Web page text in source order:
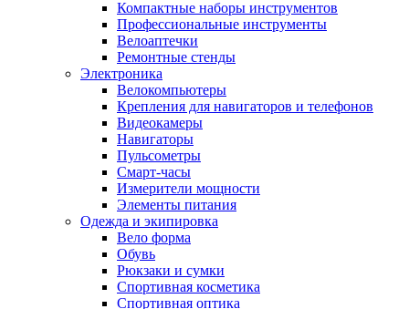
Компактные наборы инструментов
Профессиональные инструменты
Велоаптечки
Ремонтные стенды
Электроника
Велокомпьютеры
Крепления для навигаторов и телефонов
Видеокамеры
Навигаторы
Пульсометры
Смарт-часы
Измерители мощности
Элементы питания
Одежда и экипировка
Вело форма
Обувь
Рюкзаки и сумки
Спортивная косметика
Спортивная оптика